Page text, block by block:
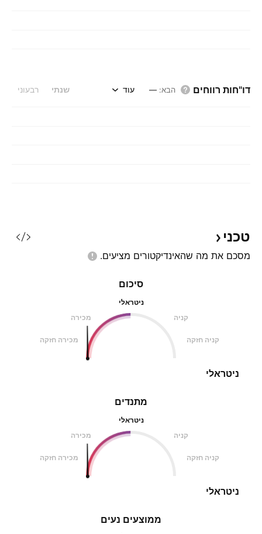
דו"חות רווחים הבא:
— שנתי רבעוני עוד
טכני
מסכם את מה שהאינדיקטורים מציעים.
מתנדים
ניטראלי
מכירה
קניה
מכירה חזקה קניה חזקה
ניטראלי
סיכום
ניטראלי
מכירה
קניה
מכירה חזקה קניה חזקה
ניטראלי
ממוצעים נעים